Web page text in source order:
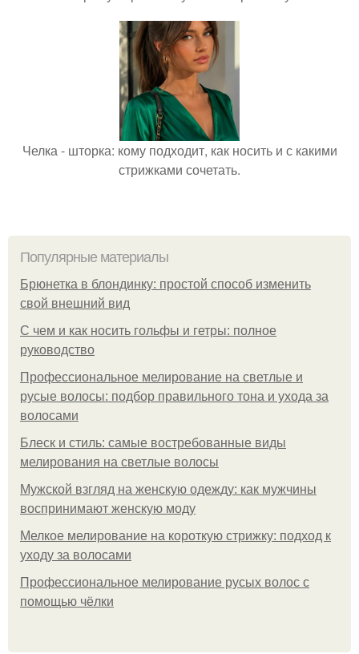
Челка - шторка: кому подходит, как носить и с какими
стрижками сочетать.
Популярные материалы
Брюнетка в блондинку: простой способ изменить
свой внешний вид
С чем и как носить гольфы и гетры: полное
руководство
Профессиональное мелирование на светлые и
русые волосы: подбор правильного тона и ухода за
волосами
Блеск и стиль: самые востребованные виды
мелирования на светлые волосы
Мужской взгляд на женскую одежду: как мужчины
воспринимают женскую моду
Мелкое мелирование на короткую стрижку: подход к
уходу за волосами
Профессиональное мелирование русых волос с
помощью чёлки